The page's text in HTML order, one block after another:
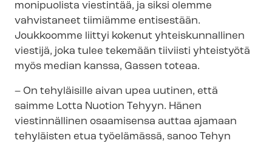
monipuolista viestintää, ja siksi olemme
vahvistaneet tiimiämme entisestään.
Joukkoomme liittyi kokenut yhteiskunnallinen
viestijä, joka tulee tekemään tiiviisti yhteistyötä
myös median kanssa, Gassen toteaa.
– On tehyläisille aivan upea uutinen, että
saimme Lotta Nuotion Tehyyn. Hänen
viestinnällinen osaamisensa auttaa ajamaan
tehyläisten etua työelämässä, sanoo Tehyn